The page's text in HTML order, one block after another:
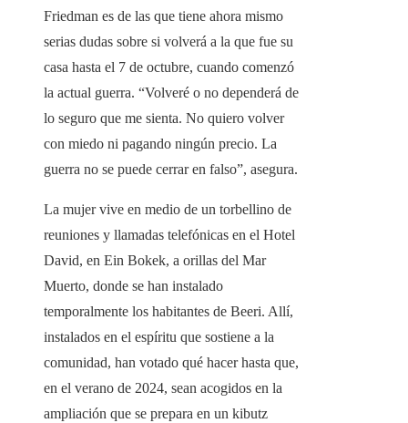
Friedman es de las que tiene ahora mismo
serias dudas sobre si volverá a la que fue su
casa hasta el 7 de octubre, cuando comenzó
la actual guerra. “Volveré o no dependerá de
lo seguro que me sienta. No quiero volver
con miedo ni pagando ningún precio. La
guerra no se puede cerrar en falso”, asegura.
La mujer vive en medio de un torbellino de
reuniones y llamadas telefónicas en el Hotel
David, en Ein Bokek, a orillas del Mar
Muerto, donde se han instalado
temporalmente los habitantes de Beeri. Allí,
instalados en el espíritu que sostiene a la
comunidad, han votado qué hacer hasta que,
en el verano de 2024, sean acogidos en la
ampliación que se prepara en un kibutz